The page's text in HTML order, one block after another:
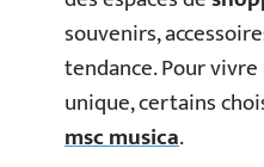
souvenirs,
tendance. Pour
unique, certains
msc musica.